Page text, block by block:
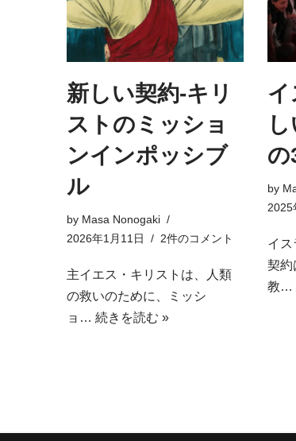
新しい契約-キリ
ストのミッショ
ンインポッシブ
ル
by Masa Nonogaki
2026年1月11日
2件のコメント
主イエス・キリストは、人類
の救いのために、ミッシ
ョ… 続きを読む »
イ
の
by
2025
イス
契約
教…